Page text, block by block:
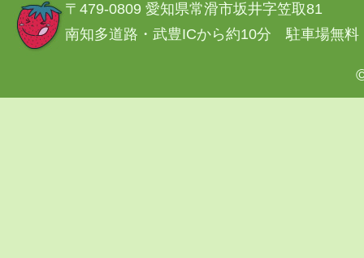
〒479-0809 愛知県常滑市坂井字笠取81
南知多道路・武豊ICから約10分 駐車場無料